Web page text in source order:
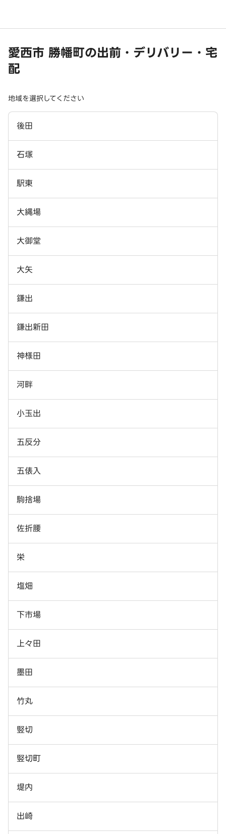
愛西市 勝幡町の出前・デリバリー・宅
配
地域を選択してください
後田
石塚
駅東
大縄場
大御堂
大矢
鎌出
鎌出新田
神様田
河畔
小玉出
五反分
五俵入
駒捨場
佐折腰
栄
塩畑
下市場
上々田
墨田
竹丸
竪切
竪切町
堤内
出崎